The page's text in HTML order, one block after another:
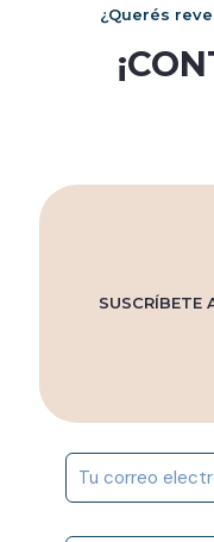
¿Querés
SUSCRÍBETE